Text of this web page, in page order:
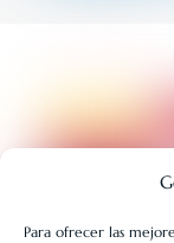
Para ofrecer las